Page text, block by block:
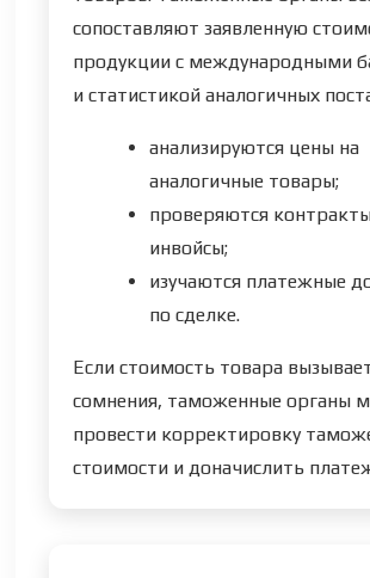
сопоставляют заявленную
продукции с международными
и статистикой аналогичных
анализируются цены на
аналогичные товары;
проверяются
инвойсы;
изучаются платежные
по сделке.
Если стоимость товара
сомнения, таможенные органы
провести корректировку
стоимости и доначислить